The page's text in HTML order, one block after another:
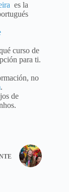
es la
curso de
para ti.
no
.
de